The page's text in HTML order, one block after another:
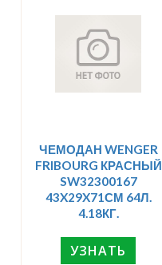
ЧЕМОДАН WENGER
FRIBOURG КРАСНЫЙ
SW32300167
43X29X71СМ 64Л.
4.18КГ.
УЗНАТЬ